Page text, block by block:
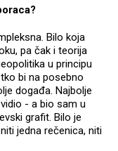
Bilo koja
pa čak i teorija
u principu
bi na posebno
događa. Najbolje
- a bio sam u
grafit. Bilo je
jedna rečenica, niti